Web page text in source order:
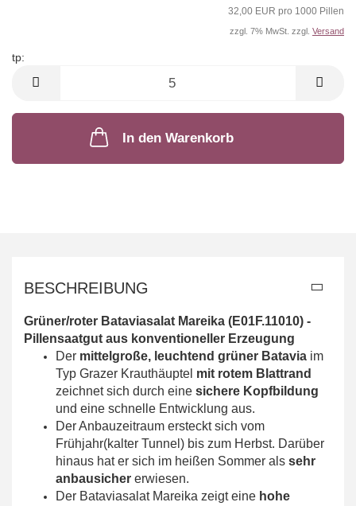
32,00 EUR pro 1000 Pillen
zzgl. 7% MwSt. zzgl. Versand
tp:
In den Warenkorb
BESCHREIBUNG
Grüner/roter Bataviasalat Mareika (E01F.11010) -
Pillensaatgut aus konventioneller Erzeugung
Der mittelgroße, leuchtend grüner Batavia im
Typ Grazer Krauthäuptel mit rotem Blattrand
zeichnet sich durch eine sichere Kopfbildung
und eine schnelle Entwicklung aus.
Der Anbauzeitraum ersteckt sich vom
Frühjahr(kalter Tunnel) bis zum Herbst. Darüber
hinaus hat er sich im heißen Sommer als sehr
anbausicher erwiesen.
Der Bataviasalat Mareika zeigt eine hohe